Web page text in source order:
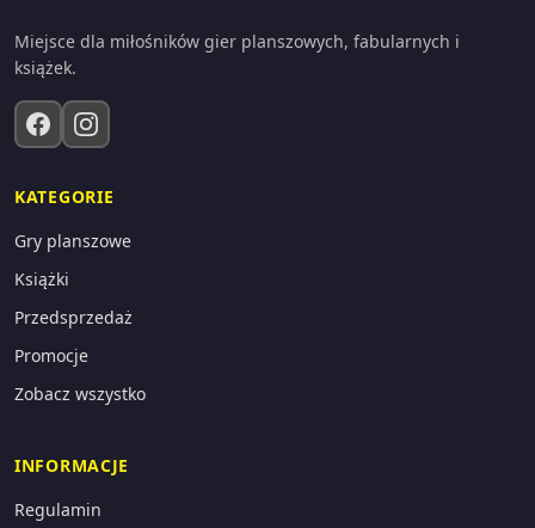
Miejsce dla miłośników gier planszowych, fabularnych i
książek.
KATEGORIE
Gry planszowe
Książki
Przedsprzedaż
Promocje
Zobacz wszystko
INFORMACJE
Regulamin